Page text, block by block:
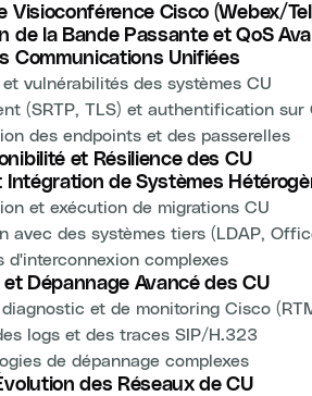
Visioconférence Cisco (Webex/
de la Bande Passante et QoS
Communications Unifiées
vulnérabilités des systèmes CU
(SRTP, TLS) et authentification sur
des endpoints et des passerelles
et Résilience des CU
Intégration de Systèmes
et exécution de migrations CU
avec des systèmes tiers (LDAP,
d'interconnexion complexes
Dépannage Avancé des CU
et de monitoring Cisco
logs et des traces SIP/H.323
de dépannage complexes
des Réseaux de CU